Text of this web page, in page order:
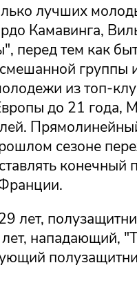
лучших
Камавинга,
перед тем как
группы
из топ-
до 21 года,
сезоне
конечный
лет,
нападающий,